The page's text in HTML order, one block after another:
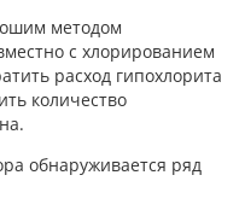
методом
с хлорированием
расход гипохлорита
количество
обнаруживается ряд